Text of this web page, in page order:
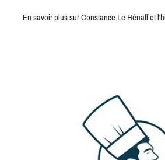
En savoir plus sur Constance Le Hénaff et